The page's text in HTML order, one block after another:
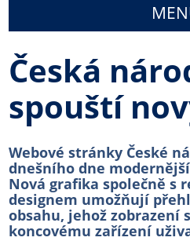
menu
Česká
spouští
Webové stránky České
dnešního dne
Nová grafika společně s
designem umožňují
obsahu, jehož zobrazení
koncovému zařízení